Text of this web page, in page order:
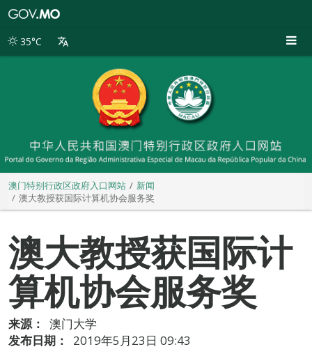
别
35°C
澳门特别行政区政府入口网站
新闻
澳大教授获国际计算机协会服务奖
澳大教授获国际计
算机协会服务奖
来源：
澳门大学
发布日期：
2019年5月23日 09:43